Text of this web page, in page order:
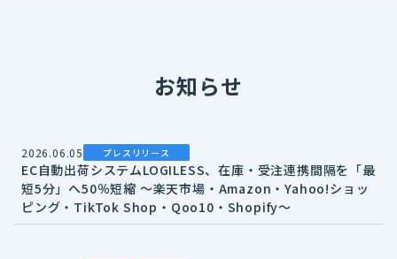
お知らせ
2026.06.05 プレスリリース
EC自動出荷システムLOGILESS、在庫・受注連携間隔を「最
短5分」へ50％短縮 ～楽天市場・Amazon・Yahoo!ショッ
ピング・TikTok Shop・Qoo10・Shopify～